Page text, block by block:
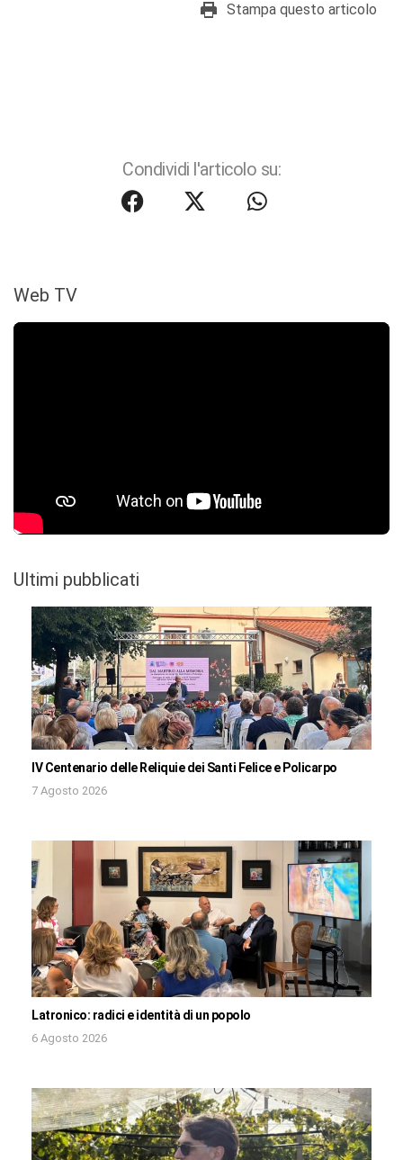
Stampa questo articolo
Condividi l'articolo su:
Web TV
Ultimi pubblicati
IV Centenario delle Reliquie dei Santi Felice e Policarpo
7 Agosto 2026
Latronico: radici e identità di un popolo
6 Agosto 2026